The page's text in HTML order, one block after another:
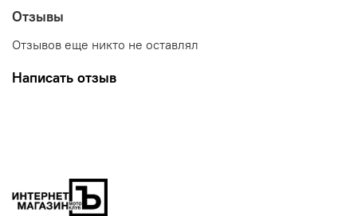
Отзывы
Отзывов еще никто не оставлял
Написать отзыв